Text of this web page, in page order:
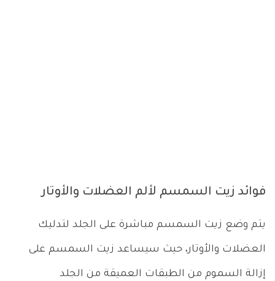
فوائد زيت السمسم لألم العضلات والأوتار
يتم وضع زيت السمسم مباشرة على الجلد لتدليك
العضلات والأوتار، حيث سيساعد زيت السمسم على
إزالة السموم من الطبقات العميقة من الجلد